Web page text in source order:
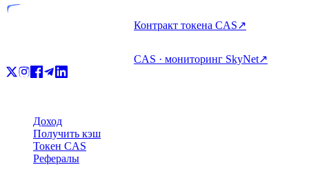
Контракт токена CAS↗
CAS · мониторинг SkyNet↗
Доход
Получить кэш
Токен CAS
Рефералы